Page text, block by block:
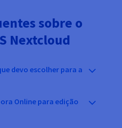
sobre o
Nextcloud
devo escolher para a
Online para edição